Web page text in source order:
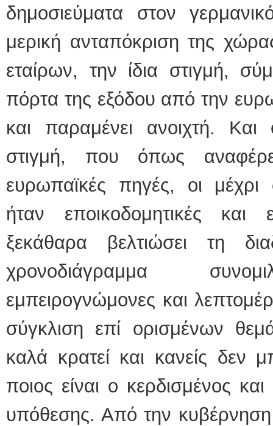
δημοσιεύματα στον
μερική ανταπόκριση της
εταίρων, την ίδια στιγμή,
πόρτα της εξόδου από την
και παραμένει ανοιχτή.
στιγμή, που όπως
ευρωπαϊκές πηγές, οι μέχρι
ήταν εποικοδομητικές και
ξεκάθαρα βελτιώσει τη
χρονοδιάγραμμα
εμπειρογνώμονες και
σύγκλιση επί ορισμένων
καλά κρατεί και κανείς δεν
ποιος είναι ο κερδισμένος
υπόθεσης. Από την